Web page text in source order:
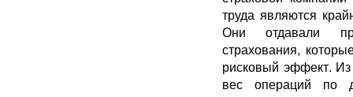
труда являются
Они отдавали
страхования,
рисковый эффект.
вес операций по